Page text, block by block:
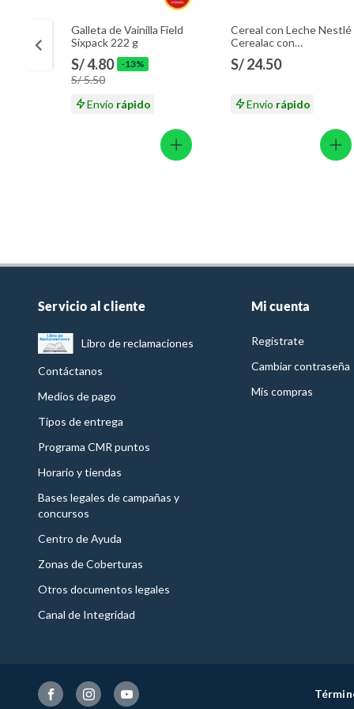
Galleta de Vainilla Field
Sixpack 222 g
S/ 4.80 -13%
S/ 5.50
Envío rápido
Cereal con Leche Nestlé
Cerealac con
S/ 24.50
Envío rápido
Servicio al cliente
Libro de reclamaciones
Contáctanos
Medios de pago
Tipos de entrega
Programa CMR puntos
Horario y tiendas
Bases legales de campañas y
concursos
Centro de Ayuda
Zonas de Coberturas
Otros documentos legales
Canal de Integridad
Mi cuenta
Regístrate
Cambiar contraseña
Mis compras